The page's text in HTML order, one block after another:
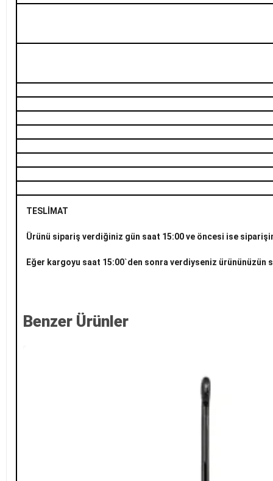
TESLİMAT
Ürünü sipariş verdiğiniz gün saat 15:00 ve öncesi ise
Eğer kargoyu saat 15:00`den sonra verdiyseniz
Benzer Ürünler